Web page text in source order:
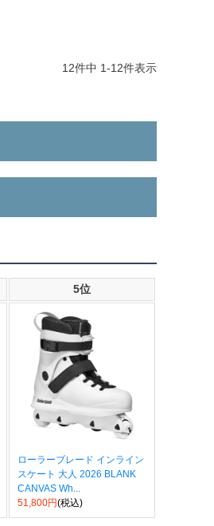
12件中 1-12件表示
5位
ローラーブレード インライン
スケート 大人 2026 BLANK
CANVAS Wh...
51,800円(税込)